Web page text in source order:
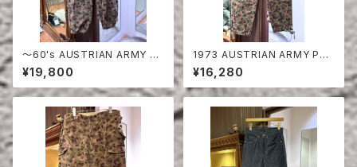
〜60's AUSTRIAN ARMY PE
A DOT CAMO FIERD PANT
S
¥19,800
1973 AUSTRIAN ARMY PEA
DOT CAMO FIERD PANTS
¥16,280